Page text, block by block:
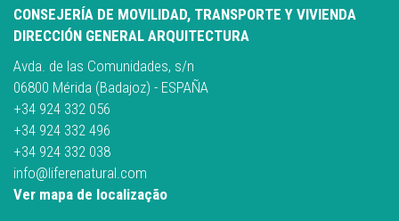
CONSEJERÍA DE MOVILIDAD, TRANSPORTE Y VIVIENDA
DIRECCIÓN GENERAL ARQUITECTURA
Avda. de las Comunidades, s/n
06800 Mérida (Badajoz) - ESPAÑA
+34 924 332 056
+34 924 332 496
+34 924 332 038
info@liferenatural.com
Ver mapa de localização